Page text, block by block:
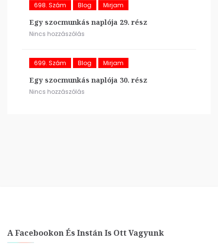
698. Szám Blog Mirjam
Egy szocmunkás naplója 29. rész
Nincs hozzászólás
699. Szám Blog Mirjam
Egy szocmunkás naplója 30. rész
Nincs hozzászólás
A Facebookon És Instán Is Ott Vagyunk